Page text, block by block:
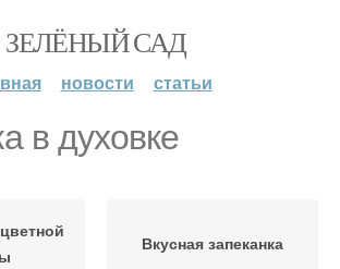
ЗЕЛЁНЫЙ САД
новости статьи
в духовке
Вкусная запеканка